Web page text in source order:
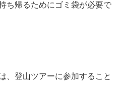
ち帰るためにゴミ袋が必要で
、登山ツアーに参加すること